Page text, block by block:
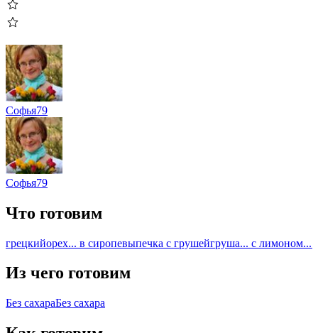
Софья79
Софья79
Что готовим
грецкийорех... в сиропевыпечка с грушейгруша... с лимоном...
Из чего готовим
Без сахараБез сахара